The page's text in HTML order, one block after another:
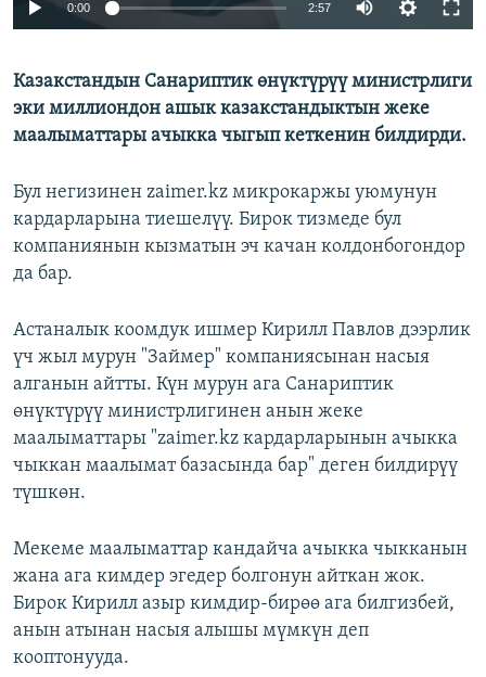
Auto 240p 360p 480p
720p
0:00 2:57
360p
480p
1080p
Казакстандын Санариптик өнүктүрүү министрлиги
эки миллиондон ашык казакстандыктын жеке
маалыматтары ачыкка чыгып кеткенин билдирди.
Бул негизинен zaimer.kz микрокаржы уюмунун
кардарларына тиешелүү. Бирок тизмеде бул
компаниянын кызматын эч качан колдонбогондор
да бар.
Астаналык коомдук ишмер Кирилл Павлов дээрлик
үч жыл мурун "Займер" компаниясынан насыя
алганын айтты. Күн мурун ага Санариптик
өнүктүрүү министрлигинен анын жеке
маалыматтары "zaimer.kz кардарларынын ачыкка
чыккан маалымат базасында бар" деген билдирүү
түшкөн.
Мекеме маалыматтар кандайча ачыкка чыкканын
жана ага кимдер эгедер болгонун айткан жок.
Бирок Кирилл азыр кимдир-бирөө ага билгизбей,
анын атынан насыя алышы мүмкүн деп
кооптонууда.